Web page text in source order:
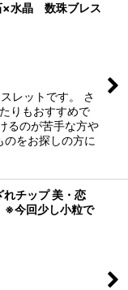
水晶 数珠ブレス
レットです。 さ
りもおすすめで
るのが苦手な方や
をお探しの方に
れチップ 美・恋
今回少し小粒で